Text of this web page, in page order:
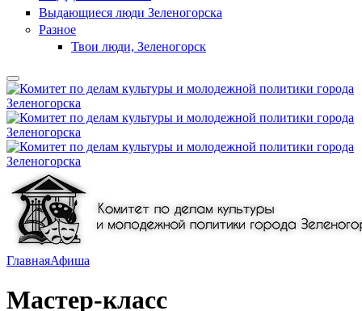
Выдающиеся люди Зеленогорска
Разное
Твои люди, Зеленогорск
ГлавнаяАфиша
Мастер-класс